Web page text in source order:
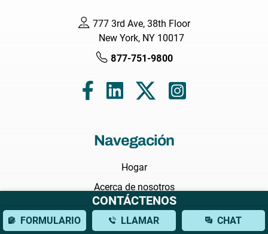
777 3rd Ave, 38th Floor
New York, NY 10017
877-751-9800
Navegación
Hogar
Acerca de nosotros
Abogados
Áreas que Servimos
CONTÁCTENOS
FORMULARIO LLAMAR CHAT